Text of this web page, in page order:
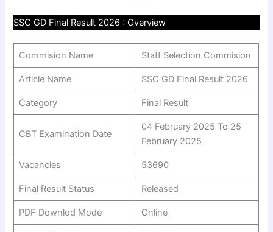
SSC GD Final Result 2026 : Overview
Commision Name Staff Selection Commision
Article Name SSC GD Final Result 2026
Category Final Result
CBT Examination Date
04 February 2025 To 25
February 2025
Vacancies 53690
Final Result Status Released
PDF Downlod Mode Online